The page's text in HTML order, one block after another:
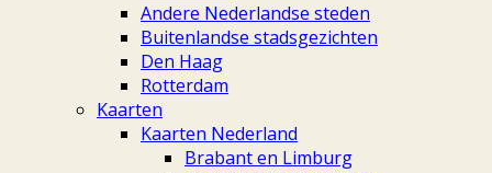
Andere Nederlandse steden
Buitenlandse stadsgezichten
Den Haag
Rotterdam
Kaarten
Kaarten Nederland
Brabant en Limburg